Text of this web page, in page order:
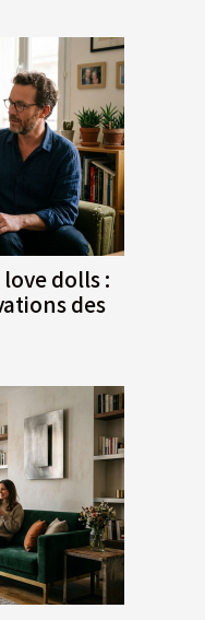
love dolls :
des